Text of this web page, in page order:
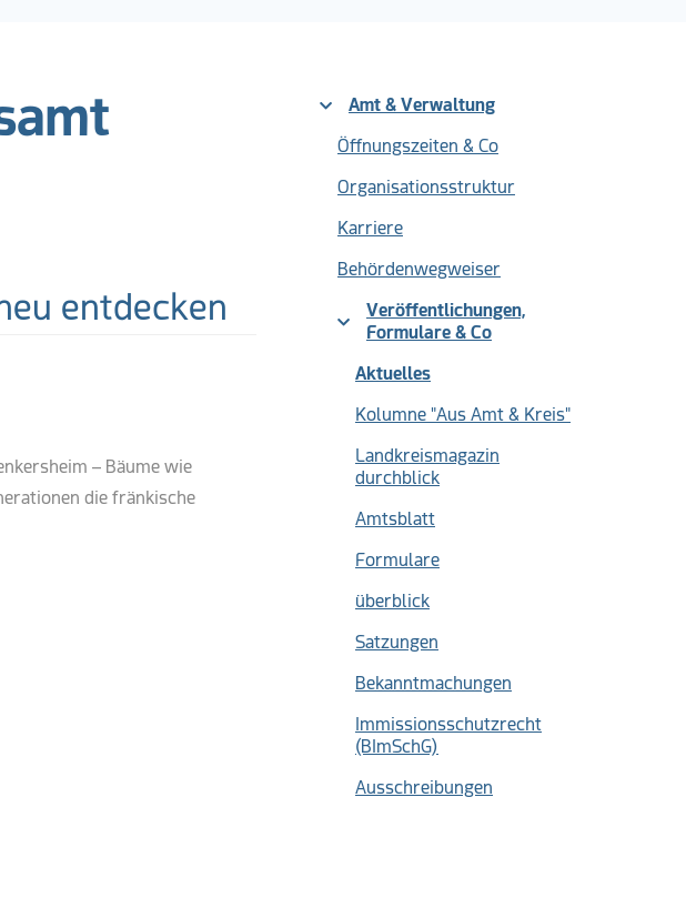
entdecken
– Bäume wie
die fränkische
Amt & Verwaltung
Öffnungszeiten & Co
Organisationsstruktur
Karriere
Behördenwegweiser
Veröffentlichungen,
Formulare & Co
Aktuelles(current)
Kolumne "Aus Amt & Kreis"
Landkreismagazin
durchblick
Amtsblatt
Formulare
überblick
Satzungen
Bekanntmachungen
Immissionsschutzrecht
(BImSchG)
Ausschreibungen